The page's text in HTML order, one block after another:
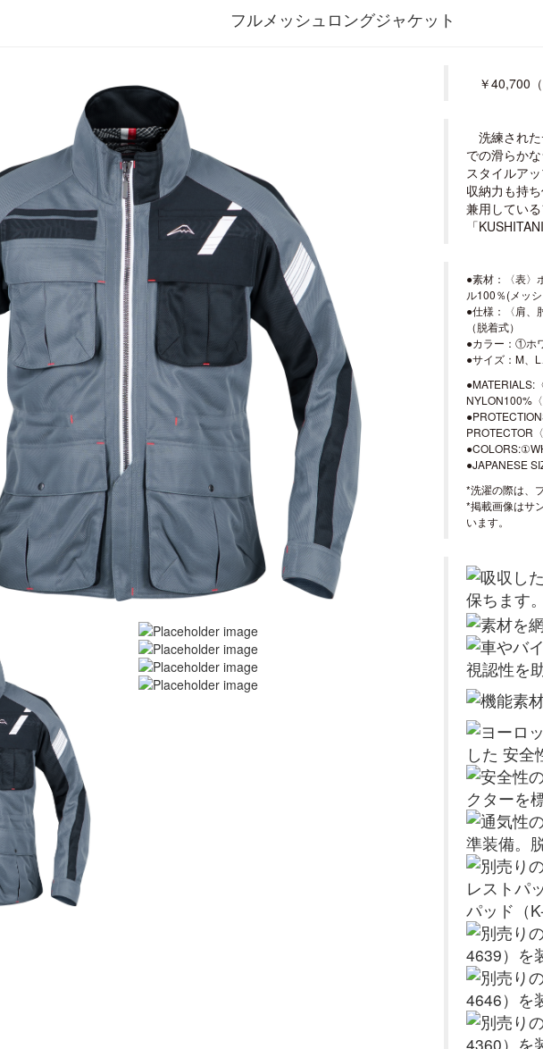
フルメッシュロングジャケット
￥40,700
洗練され
での滑らか
スタイルア
収納力も持
兼用してい
「
●素材：〈表〉
ル100％(メッ
●仕様：〈肩、
（脱着式）
●カラー：①ホ
●サイズ：M、
●MATERIALS:
NYLON100%
PROTECTOR
●JAPANESE
*洗濯の際は、
*掲載画像はサ
います。